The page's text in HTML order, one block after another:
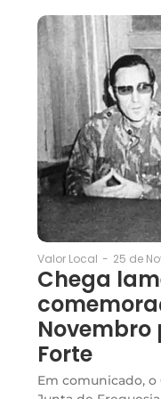
Valor Local - 25 de
Chega
Novembro
Forte
Em comunicado,